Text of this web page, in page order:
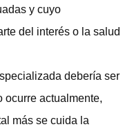
y cuyo
del interés o la salud
debería ser
ocurre actualmente,
más se cuida la